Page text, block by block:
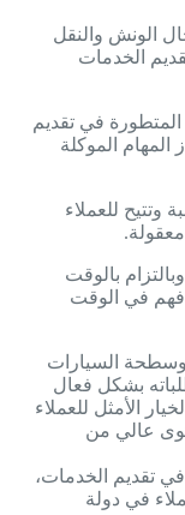
في مجال الونش والنقل
الخدمات
في تقديم
الموكلة
مناسبة وتتيح للعملاء
بالوقت
في الوقت
ونش وسطحة السيارات
بشكل فعال
إن شركة ونش777 هي الخيار الأمثل للعملاء
عالي من
تقديم الخدمات،
في دولة